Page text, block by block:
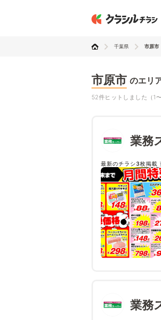
千葉県 市原市
市原市 のエリ
52件ヒットしました（1
業務
最新のチラシ3枚掲載
業務